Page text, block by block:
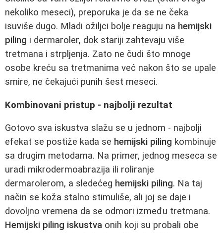
nekoliko meseci), preporuka je da se ne čeka
isuviše dugo. Mladi ožiljci bolje reaguju na hemijski
piling i dermaroler, dok stariji zahtevaju više
tretmana i strpljenja. Zato ne čudi što mnoge
osobe kreću sa tretmanima već nakon što se upale
smire, ne čekajući punih šest meseci.
Kombinovani pristup - najbolji rezultat
Gotovo sva iskustva slažu se u jednom - najbolji
efekat se postiže kada se hemijski piling kombinuje
sa drugim metodama. Na primer, jednog meseca se
uradi mikrodermoabrazija ili roliranje
dermarolerom, a sledećeg hemijski piling. Na taj
način se koža stalno stimuliše, ali joj se daje i
dovoljno vremena da se odmori između tretmana.
Hemijski piling iskustva onih koji su probali obe